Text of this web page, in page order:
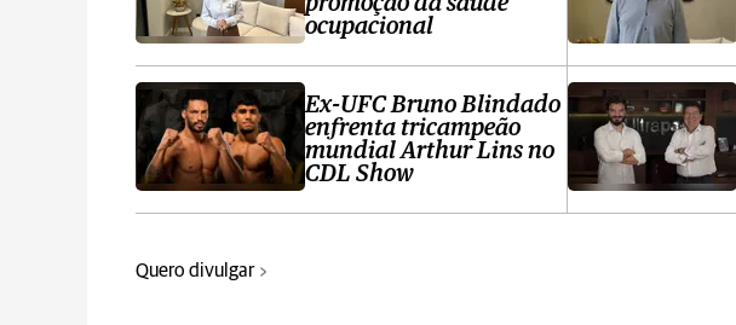
ocupacional
Ex-UFC Bruno Blindado
enfrenta tricampeão
mundial Arthur Lins no
CDL Show
Quero divulgar